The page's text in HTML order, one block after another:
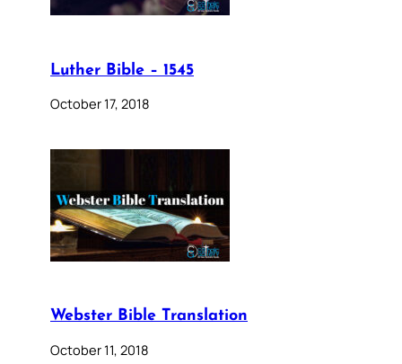
Luther Bible – 1545
October 17, 2018
Webster Bible Translation
October 11, 2018